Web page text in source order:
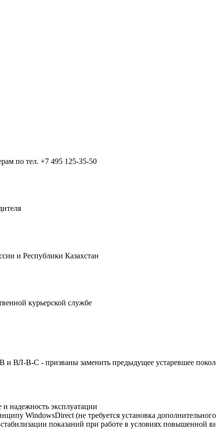
по тел. +7 495 125-35-50
и Республики Казахстан
курьерской службе
ВЛ-В-С - призваны заменить предыдущее устаревшее
и надежность эксплуатации
WindowsDirect (не требуется установка
показаний при работе в условиях повышенной